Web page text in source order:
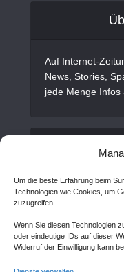
Um die beste Erfahrung beim
Technologien wie Cookies, um
zuzugreifen.
Wenn Sie diesen Technologien
oder eindeutige IDs auf dieser
Widerruf der Einwilligung kann
Auf Internet-
News, Stories,
jede Menge Infos
Gastartikel
AGB